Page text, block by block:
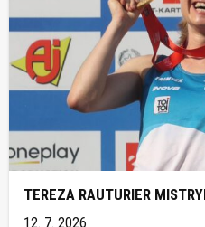
TEREZA RAUTURIER
12. 7. 2026